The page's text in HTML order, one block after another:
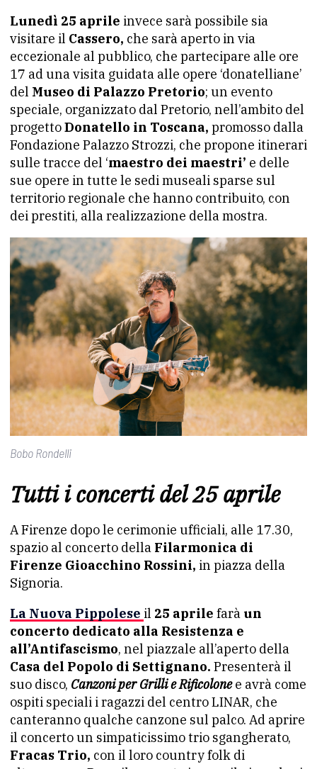
Lunedì 25 aprile invece sarà possibile sia
visitare il Cassero, che sarà aperto in via
eccezionale al pubblico, che partecipare alle ore
17 ad una visita guidata alle opere ‘donatelliane’
del Museo di Palazzo Pretorio; un evento
speciale, organizzato dal Pretorio, nell’ambito del
progettoDonatello in Toscana, promosso dalla
Fondazione Palazzo Strozzi, che propone itinerari
sulle tracce del ‘maestro dei maestri’ e delle
sue opere in tutte le sedi museali sparse sul
territorio regionale che hanno contribuito, con
dei prestiti, alla realizzazione della mostra.
Bobo Rondelli
Tutti i concerti del 25 aprile
A Firenze dopo le cerimonie ufficiali, alle 17.30,
spazio al concerto della Filarmonica di
Firenze Gioacchino Rossini, in piazza della
Signoria.
La Nuova Pippolese il 25 aprile farà un
concerto dedicato alla Resistenza e
all’Antifascismo, nel piazzale all’aperto della
Casa del Popolo di Settignano. Presenterà il
suo disco, Canzoni per Grilli e Rificolonee avrà come
ospiti speciali i ragazzi del centro LINAR, che
canteranno qualche canzone sul palco. Ad aprire
il concerto un simpaticissimo trio sgangherato,
Fracas Trio, con il loro country folk di